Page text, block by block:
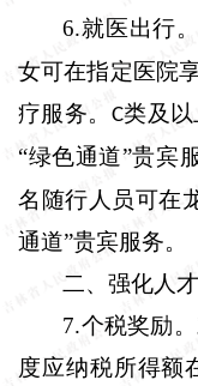
6.就医出行。
女可在指定医院
疗服务。 C类及
“绿色通道”贵宾
名随行人员可在
通道”贵宾服务。
二、强化人
7.个税奖励。
度应纳税所得额